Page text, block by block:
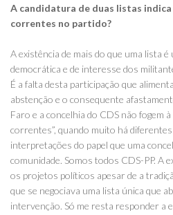
A candidatura de duas listas
correntes no partido?
A existência de mais do que uma lista é
democrática e de interesse dos
É a falta desta participação que
abstenção e o consequente
Faro e a concelhia do CDS não fogem
correntes”, quando muito há
interpretações do papel que uma
comunidade. Somos todos CDS-PP. A
os projetos políticos apesar de a
que se negociava uma lista única que
intervenção. Só me resta responder a